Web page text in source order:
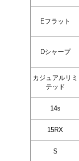
Eフラット
Dシャープ
カジュアルリミ
テッド
14s
15RX
S